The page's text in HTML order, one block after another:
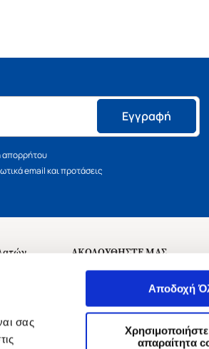
σας
Αποδοχή
απαραίτητα
Εγγραφή
απορρήτου
email και προτάσεις
ΑΚΟΛΟΥΘΗΣΤΕ ΜΑΣ